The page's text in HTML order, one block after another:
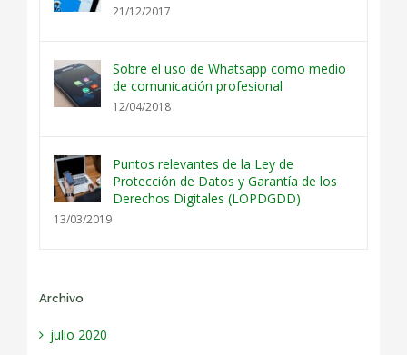
21/12/2017
Sobre el uso de Whatsapp como medio
de comunicación profesional
12/04/2018
Puntos relevantes de la Ley de
Protección de Datos y Garantía de los
Derechos Digitales (LOPDGDD)
13/03/2019
Archivo
julio 2020